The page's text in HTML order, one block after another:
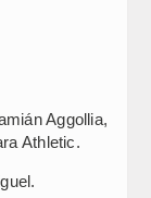
Aggollia,
Athletic.